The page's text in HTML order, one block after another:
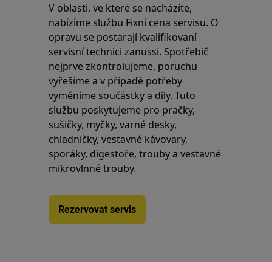
V oblasti, ve které se nacházíte,
nabízíme službu Fixní cena servisu. O
opravu se postarají kvalifikovaní
servisní technici zanussi. Spotřebič
nejprve zkontrolujeme, poruchu
vyřešíme a v případě potřeby
vyměníme součástky a díly. Tuto
službu poskytujeme pro pračky,
sušičky, myčky, varné desky,
chladničky, vestavné kávovary,
sporáky, digestoře, trouby a vestavné
mikrovlnné trouby.
Rezervovat servis